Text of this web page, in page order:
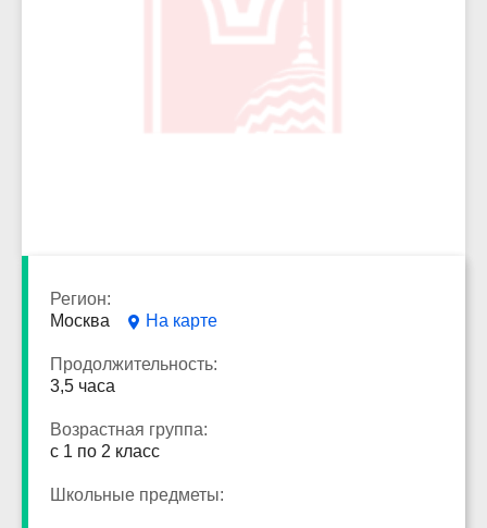
Регион:
Москва
На карте
Продолжительность:
3,5 часа
Возрастная группа:
с 1 по 2 класс
Школьные предметы: